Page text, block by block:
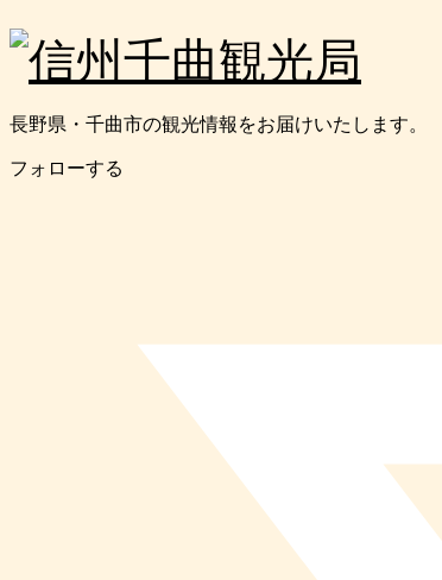
長野県・千曲市の観光情報をお届けいたします。
フォローする